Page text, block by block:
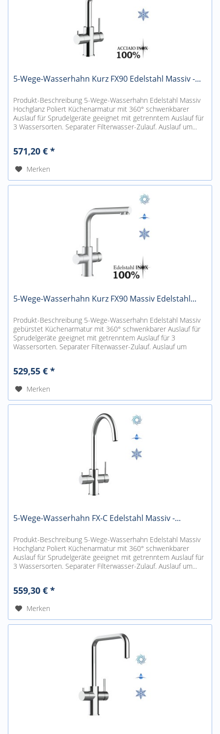
5-Wege-Wasserhahn Kurz FX90 Edelstahl Massiv -...
Produkt-Beschreibung 5-Wege-Wasserhahn Edelstahl Massiv
Hochglanz Poliert Küchenarmatur mit 360° schwenkbarer
Auslauf für Sprudelgeräte geeignet mit getrenntem Auslauf für
3 Wassersorten. Separater Filterwasser-Zulauf. Auslauf um...
571,20 € *
Merken
5-Wege-Wasserhahn Kurz FX90 Massiv Edelstahl...
Produkt-Beschreibung 5-Wege-Wasserhahn Edelstahl Massiv
gebürstet Küchenarmatur mit 360° schwenkbarer Auslauf für
Sprudelgeräte geeignet mit getrenntem Auslauf für 3
Wassersorten. Separater Filterwasser-Zulauf. Auslauf um
529,55 € *
Merken
5-Wege-Wasserhahn FX-C Edelstahl Massiv -...
Produkt-Beschreibung 5-Wege-Wasserhahn Edelstahl Massiv
Hochglanz Poliert Küchenarmatur mit 360° schwenkbarer
Auslauf für Sprudelgeräte geeignet mit getrenntem Auslauf für
3 Wassersorten. Separater Filterwasser-Zulauf. Auslauf um...
559,30 € *
Merken